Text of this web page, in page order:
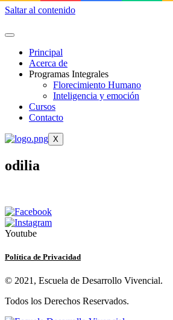
Saltar al contenido
Principal
Acerca de
Programas Integrales
Florecimiento Humano
Inteligencia y emoción
Cursos
Contacto
X
odilia
Youtube
Política de Privacidad
© 2021, Escuela de Desarrollo Vivencial.
Todos los Derechos Reservados.